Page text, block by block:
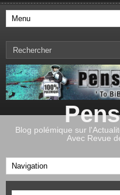
Blog polémique sur
Avec Revue